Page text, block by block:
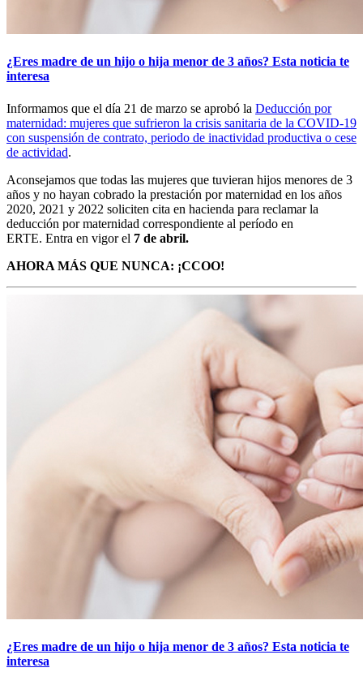
¿Eres madre de un hijo o hija menor de 3 años? Esta noticia te
interesa
Informamos que el día 21 de marzo se aprobó la Deducción por
maternidad: mujeres que sufrieron la crisis sanitaria de la COVID-19
con suspensión de contrato, periodo de inactividad productiva o cese
de actividad.
Aconsejamos que todas las mujeres que tuvieran hijos menores de 3
años y no hayan cobrado la prestación por maternidad en los años
2020, 2021 y 2022 soliciten cita en hacienda para reclamar la
deducción por maternidad correspondiente al período en
ERTE. Entra en vigor el 7 de abril.
AHORA MÁS QUE NUNCA: ¡CCOO!
¿Eres madre de un hijo o hija menor de 3 años? Esta noticia te
interesa